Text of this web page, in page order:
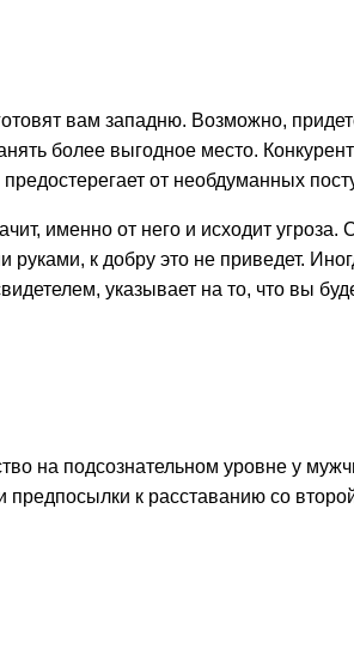
вам западню. Возможно,
более выгодное место.
от необдуманных
именно от него и исходит
руками, к добру это не приведет.
указывает на то, что вы
на подсознательном уровне у
к расставанию со